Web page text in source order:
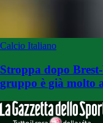
Calcio Italiano
Stroppa dopo
gruppo è già molto